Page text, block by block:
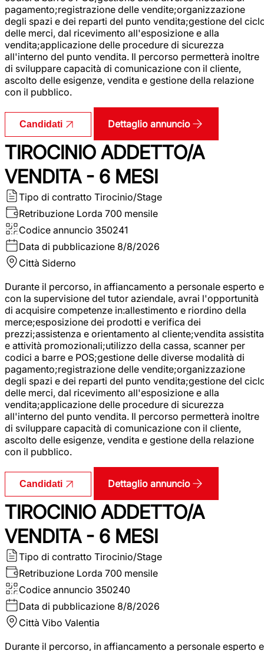
pagamento;registrazione delle vendite;organizzazione
degli spazi e dei reparti del punto vendita;gestione del
delle merci, dal ricevimento all'esposizione e alla
vendita;applicazione delle procedure di sicurezza
all'interno del punto vendita. Il percorso permetterà inoltre
di sviluppare capacità di comunicazione con il cliente,
ascolto delle esigenze, vendita e gestione della relazione
con il pubblico.
Candidati Dettaglio annuncio
TIROCINIO ADDETTO/A
VENDITA - 6 MESI
Tipo di contratto Tirocinio/Stage
Retribuzione Lorda 700 mensile
Codice annuncio 350241
Data di pubblicazione 8/8/2026
Città Siderno
Durante il percorso, in affiancamento a personale esperto e
con la supervisione del tutor aziendale, avrai l'opportunità
di acquisire competenze in:allestimento e riordino della
merce;esposizione dei prodotti e verifica dei
prezzi;assistenza e orientamento al cliente;vendita assistita
e attività promozionali;utilizzo della cassa, scanner per
codici a barre e POS;gestione delle diverse modalità di
pagamento;registrazione delle vendite;organizzazione
degli spazi e dei reparti del punto vendita;gestione del
delle merci, dal ricevimento all'esposizione e alla
vendita;applicazione delle procedure di sicurezza
all'interno del punto vendita. Il percorso permetterà inoltre
di sviluppare capacità di comunicazione con il cliente,
ascolto delle esigenze, vendita e gestione della relazione
con il pubblico.
Candidati Dettaglio annuncio
TIROCINIO ADDETTO/A
VENDITA - 6 MESI
Tipo di contratto Tirocinio/Stage
Retribuzione Lorda 700 mensile
Codice annuncio 350240
Data di pubblicazione 8/8/2026
Città Vibo Valentia
Durante il percorso, in affiancamento a personale esperto e